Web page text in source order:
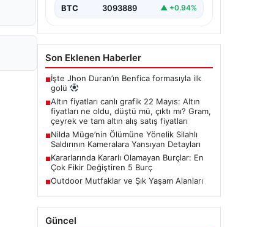
BTC 3093889 ▲ +0.94%
Son Eklenen Haberler
■İşte Jhon Duran’ın Benfica formasıyla ilk
golü
■Altın fiyatları canlı grafik 22 Mayıs: Altın
fiyatları ne oldu, düştü mü, çıktı mı? Gram,
çeyrek ve tam altın alış satış fiyatları
■Nilda Müge’nin Ölümüne Yönelik Silahlı
Saldırının Kameralara Yansıyan Detayları
■Kararlarında Kararlı Olamayan Burçlar: En
Çok Fikir Değiştiren 5 Burç
■Outdoor Mutfaklar ve Şık Yaşam Alanları
Güncel